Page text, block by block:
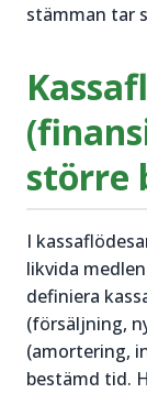
stämman tar
större
I
likvida
definiera
(försäljning,
(amortering,
bestämd tid.